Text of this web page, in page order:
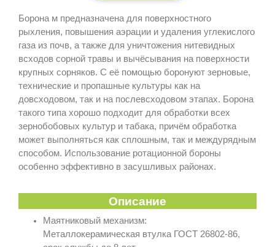
Борона м предназначена для поверхностного
рыхления, повышения аэрации и удаления углекислого
газа из почв, а также для уничтожения нитевидных
всходов сорной травы и вычёсывания на поверхности
крупных сорняков. С её помощью боронуют зерновые,
технические и пропашные культуры как на
довсходовом, так и на послевсходовом этапах. Борона
такого типа хорошо подходит для обработки всех
зернобобовых культур и табака, причём обработка
может выполняться как сплошным, так и междурядным
способом. Использование ротационной бороны
особенно эффективно в засушливых районах.
Описание
Маятниковый механизм:
Металлокерамическая втулка ГОСТ 26802-86,